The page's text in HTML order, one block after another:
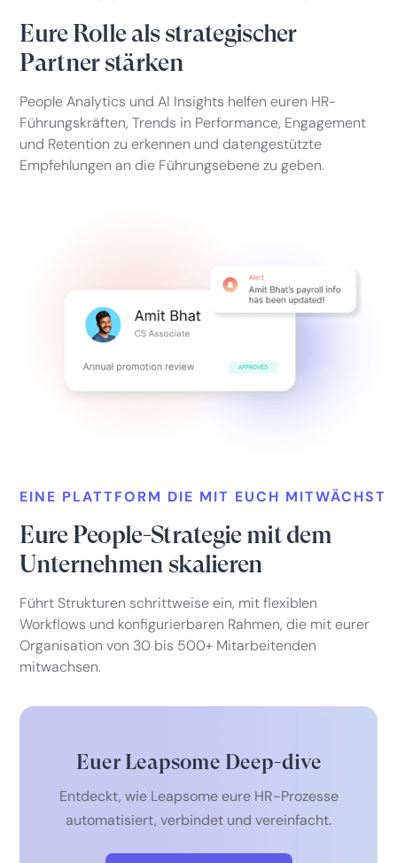
Eure Rolle als strategischer
Partner stärken
People Analytics und AI Insights helfen euren HR-
Führungskräften, Trends in Performance, Engagement
und Retention zu erkennen und datengestützte
Empfehlungen an die Führungsebene zu geben.
EINE PLATTFORM DIE MIT EUCH MITWÄCHST
Eure People-Strategie mit dem
Unternehmen skalieren
Führt Strukturen schrittweise ein, mit flexiblen
Workflows und konfigurierbaren Rahmen, die mit eurer
Organisation von 30 bis 500+ Mitarbeitenden
mitwachsen.
Euer Leapsome Deep-dive
Entdeckt, wie Leapsome eure HR-Prozesse
automatisiert, verbindet und vereinfacht.